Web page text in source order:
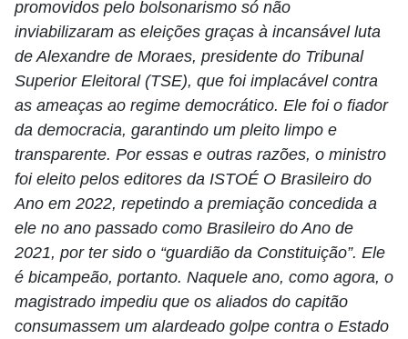
promovidos pelo bolsonarismo só não
inviabilizaram as eleições graças à incansável luta
de Alexandre de Moraes, presidente do Tribunal
Superior Eleitoral (TSE), que foi implacável contra
as ameaças ao regime democrático. Ele foi o fiador
da democracia, garantindo um pleito limpo e
transparente. Por essas e outras razões, o ministro
foi eleito pelos editores da ISTOÉ O Brasileiro do
Ano em 2022, repetindo a premiação concedida a
ele no ano passado como Brasileiro do Ano de
2021, por ter sido o “guardião da Constituição”. Ele
é bicampeão, portanto. Naquele ano, como agora, o
magistrado impediu que os aliados do capitão
consumassem um alardeado golpe contra o Estado